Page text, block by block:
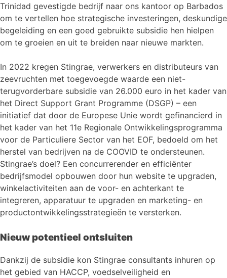
Trinidad gevestigde bedrijf naar ons kantoor op Barbados
om te vertellen hoe strategische investeringen, deskundige
begeleiding en een goed gebruikte subsidie hen hielpen
om te groeien en uit te breiden naar nieuwe markten.
In 2022 kregen Stingrae, verwerkers en distributeurs van
zeevruchten met toegevoegde waarde een niet-
terugvorderbare subsidie van 26.000 euro in het kader van
het Direct Support Grant Programme (DSGP) – een
initiatief dat door de Europese Unie wordt gefinancierd in
het kader van het 11e Regionale Ontwikkelingsprogramma
voor de Particuliere Sector van het EOF, bedoeld om het
herstel van bedrijven na de COOVID te ondersteunen.
Stingrae’s doel? Een concurrerender en efficiënter
bedrijfsmodel opbouwen door hun website te upgraden,
winkelactiviteiten aan de voor- en achterkant te
integreren, apparatuur te upgraden en marketing- en
productontwikkelingsstrategieën te versterken.
Nieuw potentieel ontsluiten
Dankzij de subsidie kon Stingrae consultants inhuren op
het gebied van HACCP, voedselveiligheid en